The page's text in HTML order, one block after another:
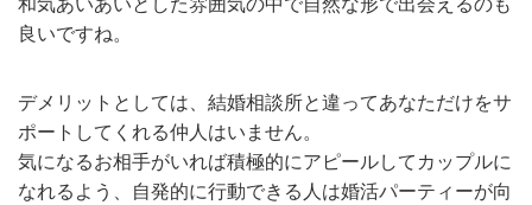
良いですね。
デメリットとしては、結婚相談所と違ってあなただけをサ
ポートしてくれる仲人はいません。
気になるお相手がいれば積極的にアピールしてカップルに
なれるよう、自発的に行動できる人は婚活パーティーが向